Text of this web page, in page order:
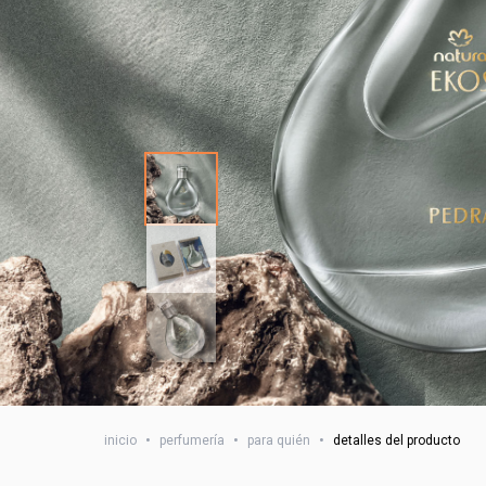
inicio • perfumería • para quién • detalles del producto